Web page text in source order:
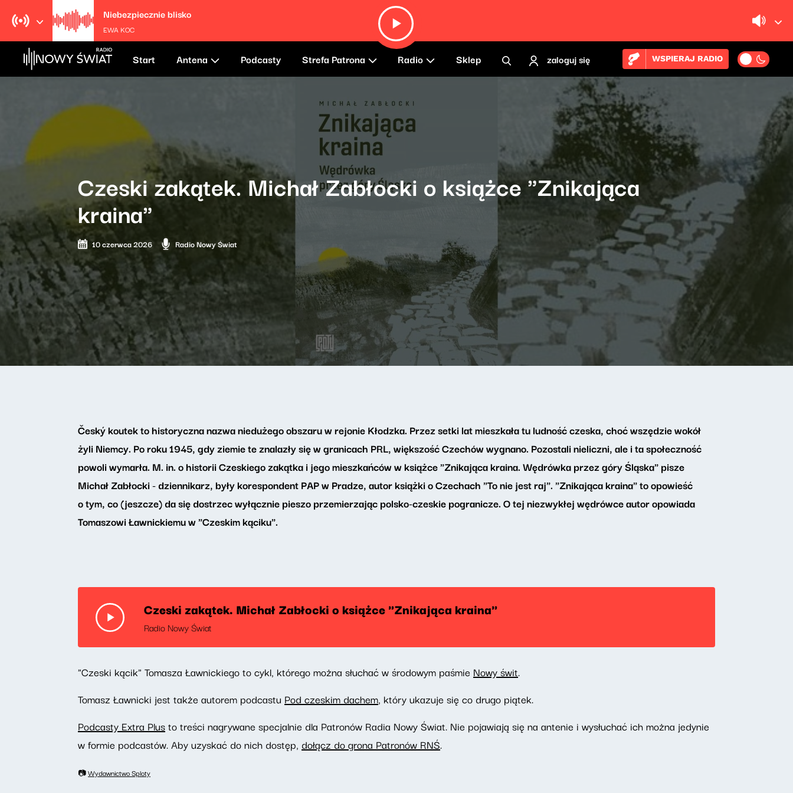
Niebezpiecznie blisko
EWA KOC
Start Antena Podcasty Strefa Patrona Radio Sklep zaloguj się WSPIERAJ RADIO
Czeski zakątek. Michał Zabłocki o książce "Znikająca
kraina"
10 czerwca 2026 Radio Nowy Świat
Český koutek to historyczna nazwa niedużego obszaru w rejonie Kłodzka. Przez setki lat mieszkała tu ludność czeska, choć wszędzie wokół
żyli Niemcy. Po roku 1945, gdy ziemie te znalazły się w granicach PRL, większość Czechów wygnano. Pozostali nieliczni, ale i ta społeczność
powoli wymarła. M. in. o historii Czeskiego zakątka i jego mieszkańców w książce "Znikająca kraina. Wędrówka przez góry Śląska" pisze
Michał Zabłocki - dziennikarz, były korespondent PAP w Pradze, autor książki o Czechach "To nie jest raj". "Znikająca kraina" to opowieść
o tym, co (jeszcze) da się dostrzec wyłącznie pieszo przemierzając polsko-czeskie pogranicze. O tej niezwykłej wędrówce autor opowiada
Tomaszowi Ławnickiemu w "Czeskim kąciku".
Czeski zakątek. Michał Zabłocki o książce "Znikająca kraina"
Radio Nowy Świat
"Czeski kącik" Tomasza Ławnickiego to cykl, którego można słuchać w środowym paśmie Nowy świt.
Tomasz Ławnicki jest także autorem podcastu Pod czeskim dachem, który ukazuje się co drugo piątek.
Podcasty Extra Plusto treści nagrywane specjalnie dla Patronów Radia Nowy Świat. Nie pojawiają się na antenie i wysłuchać ich można jedynie
w formie podcastów. Aby uzyskać do nich dostęp, dołącz do grona Patronów RNŚ.
📷Wydawnictwo Sploty